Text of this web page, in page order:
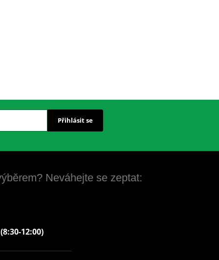
Přihlásit se
Neváhejte se zeptat:
12:00)